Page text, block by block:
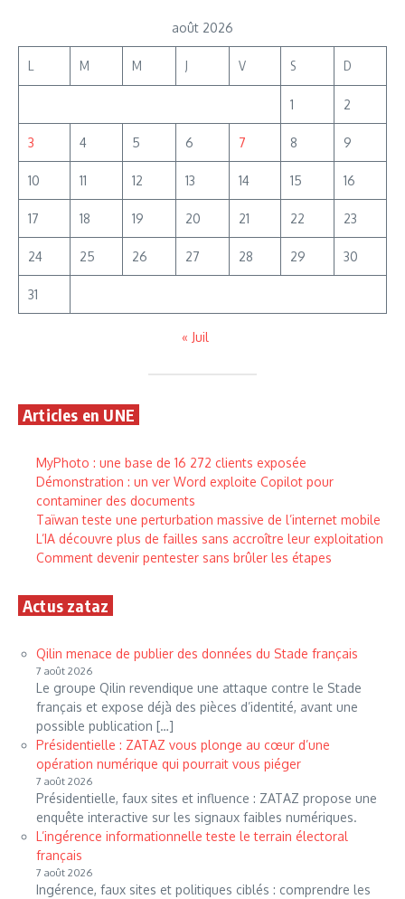
août 2026
L M M J V S D
1 2
3 4 5 6 7 8 9
10 11 12 13 14 15 16
17 18 19 20 21 22 23
24 25 26 27 28 29 30
31
« Juil
Articles en UNE
MyPhoto : une base de 16 272 clients exposée
Démonstration : un ver Word exploite Copilot pour
contaminer des documents
Taïwan teste une perturbation massive de l’internet mobile
L’IA découvre plus de failles sans accroître leur exploitation
Comment devenir pentester sans brûler les étapes
Actus zataz
Qilin menace de publier des données du Stade français
7 août 2026
Le groupe Qilin revendique une attaque contre le Stade
français et expose déjà des pièces d’identité, avant une
possible publication […]
Présidentielle : ZATAZ vous plonge au cœur d’une
opération numérique qui pourrait vous piéger
7 août 2026
Présidentielle, faux sites et influence : ZATAZ propose une
enquête interactive sur les signaux faibles numériques.
L’ingérence informationnelle teste le terrain électoral
français
7 août 2026
Ingérence, faux sites et politiques ciblés : comprendre les